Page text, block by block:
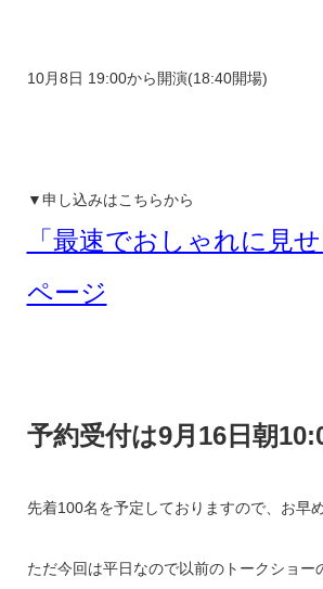
10月8日 19:00から開演(18:40開場)
▼申し込みはこちらから
「最速でおしゃれに見
ページ
予約受付は9月16日朝
先着100名を予定しておりますので、お早
ただ今回は平日なので以前のトークショー